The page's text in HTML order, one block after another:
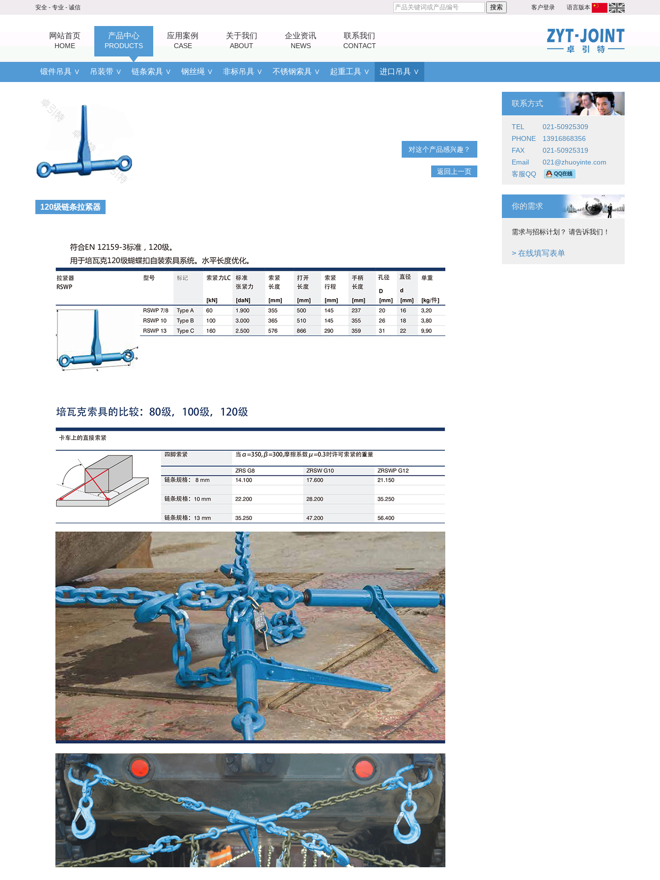
客户登录 语言版本
安全 - 专业 - 诚信
网站首页
HOME
产品中心
PRODUCTS
应用案例
CASE
关于我们
ABOUT
企业资讯
NEWS
联系我们
CONTACT
锻件吊具 ∨ 吊装带 ∨ 链条索具 ∨ 钢丝绳 ∨ 非标吊具 ∨ 不锈钢索具 ∨ 起重工具 ∨ 进口吊具 ∨
对这个产品感兴趣？
返回上一页
120级链条拉紧器
联系方式
TEL
021-50925309
PHONE
13916868356
FAX
021-50925319
Email
021@zhuoyinte.com
客服QQ
你的需求
需求与招标计划？ 请告诉我们！
> 在线填写表单